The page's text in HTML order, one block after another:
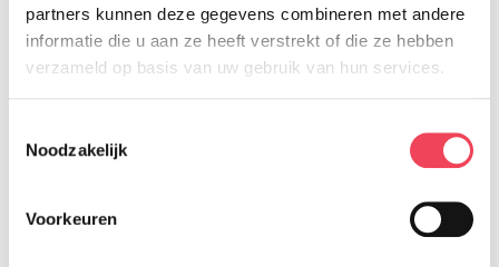
partners kunnen deze gegevens combineren met andere
informatie die u aan ze heeft verstrekt of die ze hebben
verzameld op basis van uw gebruik van hun services.
Noodzakelijk
Voorkeuren
ook jouw omgeving kunt zien. Wanneer het
licht op je werk fel is en de omgeving matig
nodig om hieraan te wennen. Bij
slechtziende mensen kan die aanpassing
lang duren, daarom is het belangrijk dat in